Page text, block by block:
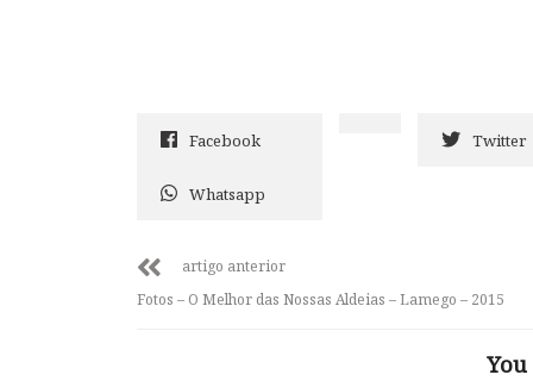
Facebook Twitter
Whatsapp
artigo anterior
Fotos – O Melhor das Nossas Aldeias – Lamego – 2015